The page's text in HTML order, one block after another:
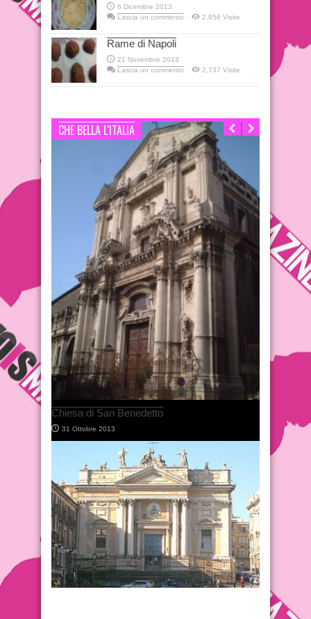
6 Dicembre 2013
Lascia un commento
2,856 Visite
Rame di Napoli
21 Novembre 2013
Lascia un commento
2,737 Visite
CHE BELLA L'ITALIA
Chiesa di San Benedetto
31 Ottobre 2013